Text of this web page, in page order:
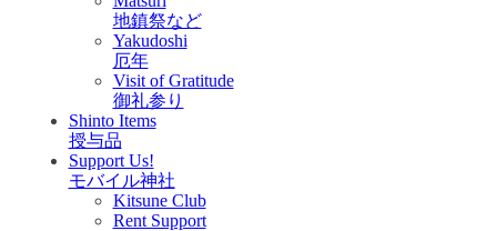
地鎮祭など
Yakudoshi
厄年
Visit of Gratitude
御礼参り
Shinto Items
授与品
Support Us!
モバイル神社
Kitsune Club
Rent Support